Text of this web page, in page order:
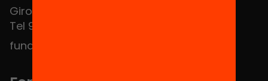
Girona 34, interior 08010 Barcelona
Tel 934 588 700
fundacio@equitat.org